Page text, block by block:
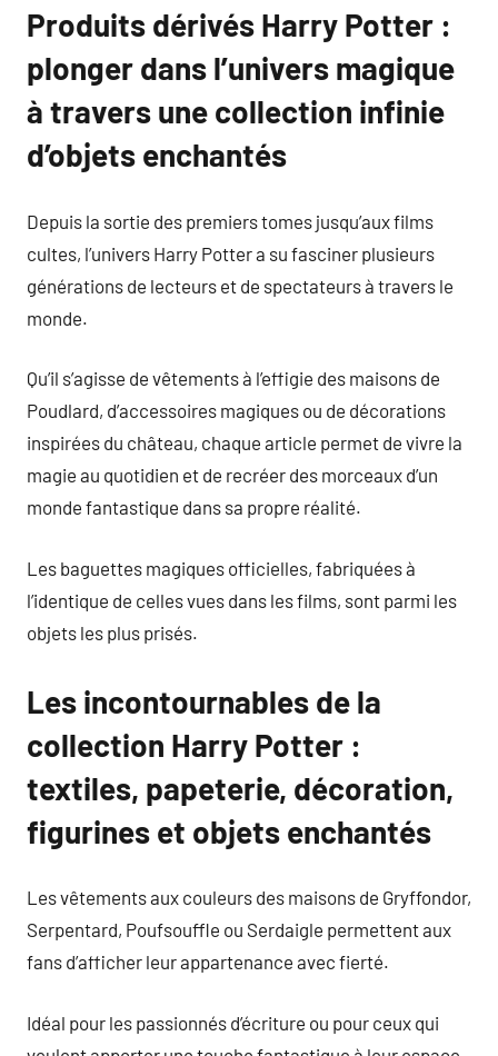
Produits dérivés Harry Potter :
plonger dans l’univers magique
à travers une collection infinie
d’objets enchantés
Depuis la sortie des premiers tomes jusqu’aux films
cultes, l’univers Harry Potter a su fasciner plusieurs
générations de lecteurs et de spectateurs à travers le
monde.
Qu’il s’agisse de vêtements à l’effigie des maisons de
Poudlard, d’accessoires magiques ou de décorations
inspirées du château, chaque article permet de vivre la
magie au quotidien et de recréer des morceaux d’un
monde fantastique dans sa propre réalité.
Les baguettes magiques officielles, fabriquées à
l’identique de celles vues dans les films, sont parmi les
objets les plus prisés.
Les incontournables de la
collection Harry Potter :
textiles, papeterie, décoration,
figurines et objets enchantés
Les vêtements aux couleurs des maisons de Gryffondor,
Serpentard, Poufsouffle ou Serdaigle permettent aux
fans d’afficher leur appartenance avec fierté.
Idéal pour les passionnés d’écriture ou pour ceux qui